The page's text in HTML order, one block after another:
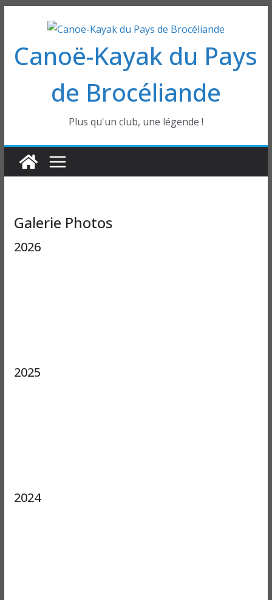
contenu
Canoë-Kayak du Pays
de Brocéliande
Plus qu'un club, une légende !
Galerie Photos
2026
2025
2024